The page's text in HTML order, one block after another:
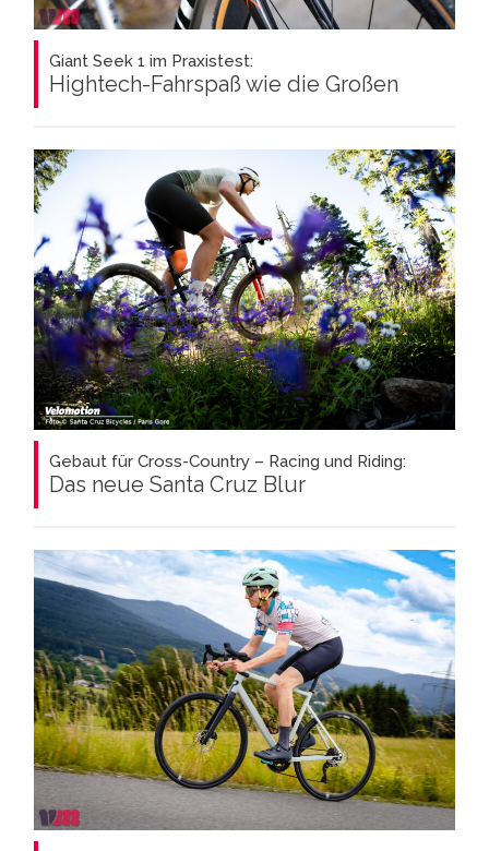
Giant Seek 1 im Praxistest:
Hightech-Fahrspaß wie die Großen
Gebaut für Cross-Country – Racing und Riding:
Das neue Santa Cruz Blur